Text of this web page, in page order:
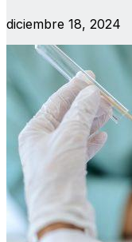
diciembre 18, 2024